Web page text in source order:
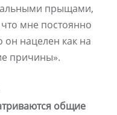
прыщами,
мне постоянно
он нацелен как на
причины».
общие